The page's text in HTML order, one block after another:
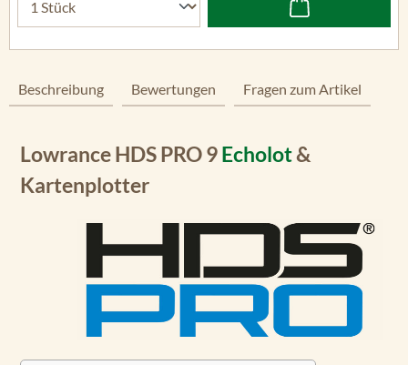
Beschreibung Bewertungen Fragen zum Artikel
Lowrance HDS PRO 9Echolot&
Kartenplotter